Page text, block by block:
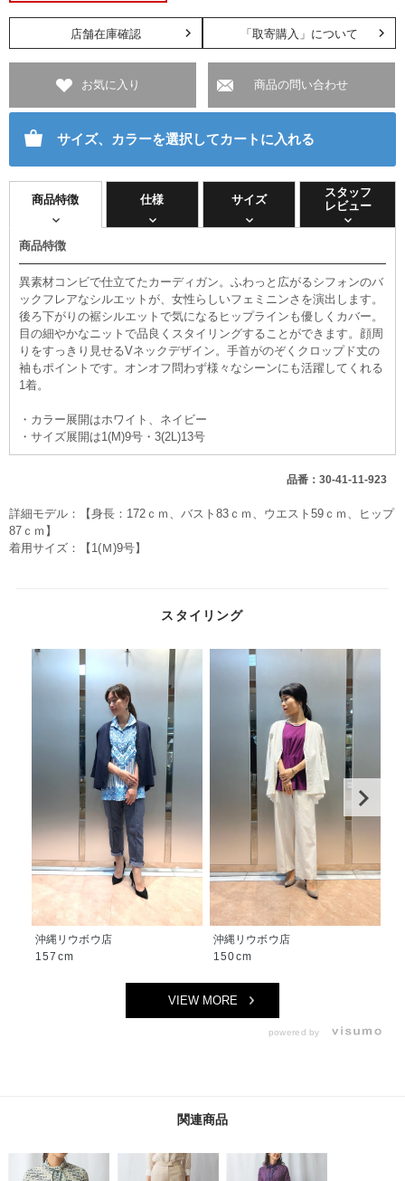
「取寄購入」について
店舗在庫確認
お気に入り 商品の問い合わせ
サイズ、カラーを選択してカートに入れる
商品特徴 仕様 サイズ
スタッフ
レビュー
商品特徴
異素材コンビで仕立てたカーディガン。ふわっと広がるシフォンのバ
ックフレアなシルエットが、女性らしいフェミニンさを演出します。
後ろ下がりの裾シルエットで気になるヒップラインも優しくカバー。
目の細やかなニットで品良くスタイリングすることができます。顔周
りをすっきり見せるVネックデザイン。手首がのぞくクロップド丈の
袖もポイントです。オンオフ問わず様々なシーンにも活躍してくれる
1着。
・カラー展開はホワイト、ネイビー
・サイズ展開は1(M)9号・3(2L)13号
品番：30-41-11-923
詳細モデル：【身長：172ｃｍ、バスト83ｃｍ、ウエスト59ｃｍ、ヒップ
87ｃｍ】
着用サイズ：【1(Ｍ)9号】
スタイリング
沖縄リウボウ店
157cm
沖縄リウボウ店
150cm
VIEW MORE
powered by
関連商品